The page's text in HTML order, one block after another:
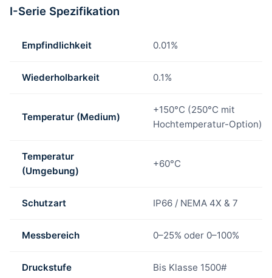
I-Serie Spezifikation
Empfindlichkeit 0.01%
Wiederholbarkeit 0.1%
Temperatur (Medium)
+150°C (250°C mit
Hochtemperatur-Option)
Temperatur
(Umgebung)
+60°C
Schutzart IP66 / NEMA 4X & 7
Messbereich 0–25% oder 0–100%
Druckstufe Bis Klasse 1500#